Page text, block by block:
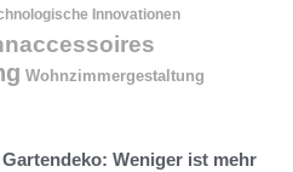
Innovationen
Wohnzimmergestaltung
Weniger ist mehr